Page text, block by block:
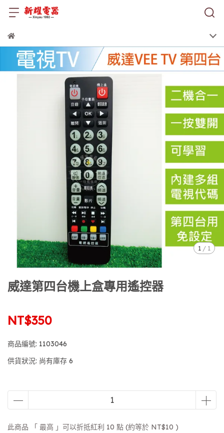
1 / 1
威達第四台機上盒專用遙控器
NT$350
商品編號: 1103046
供貨狀況: 尚有庫存 6
此商品 「 最高 」可以折抵紅利 10 點 (約等於 NT$10 )